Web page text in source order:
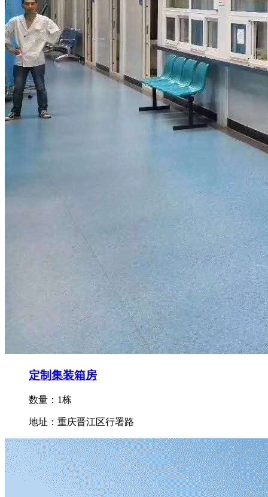
定制集装箱房
数量：1栋
地址：重庆晋江区行署路